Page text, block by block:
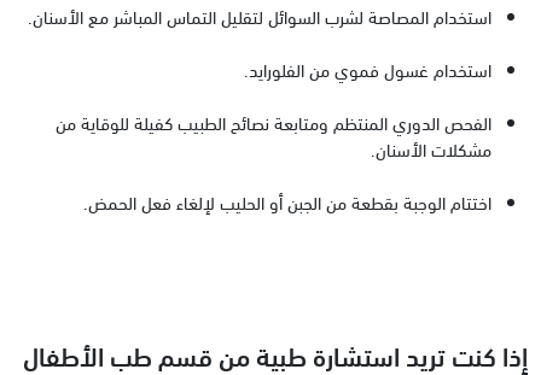
استخدام المصاصة لشرب السوائل لتقليل التماس المباشر مع الأسنان.
استخدام غسول فموي من الفلورايد.
الفحص الدوري المنتظم ومتابعة نصائح الطبيب كفيلة للوقاية من
مشكلات الأسنان.
اختتام الوجبة بقطعة من الجبن أو الحليب لإلغاء فعل الحمض.
إذا كنت تريد استشارة طبية من قسم طب الأطفال